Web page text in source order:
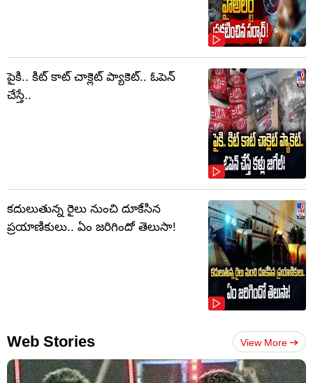
పైకి.. కిట్‌ కాట్‌ చాక్లెట్ ప్యాకెట్‌.. ఓపెన్‌
చేస్తే..
కదులుతున్న రైలు నుంచి దూకేసిన
ప్రయాణికులు.. ఏం జరిగిందో తెలుసా!
Web Stories View More